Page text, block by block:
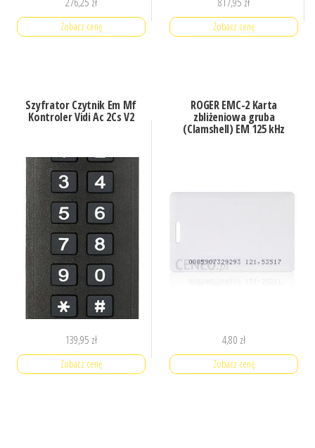
Zobacz cenę Zobacz cenę
Szyfrator Czytnik Em Mf
Kontroler Vidi Ac 2Cs V2
139,95 zł
Zobacz cenę
ROGER EMC-2 Karta
zbliżeniowa gruba
(Clamshell) EM 125 kHz
4,80 zł
Zobacz cenę